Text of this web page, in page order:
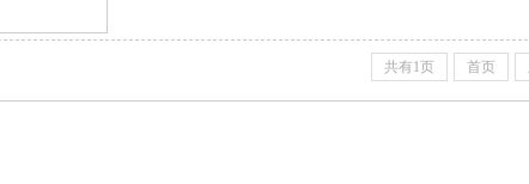
共有1页 首页